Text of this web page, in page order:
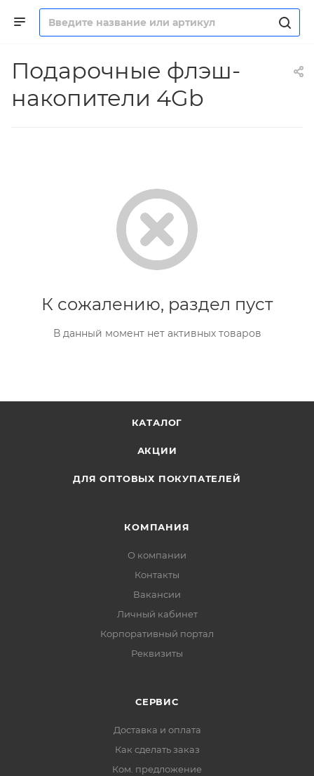
Подарочные флэш-
накопители 4Gb
К сожалению, раздел пуст
В данный момент нет активных товаров
КАТАЛОГ
АКЦИИ
ДЛЯ ОПТОВЫХ ПОКУПАТЕЛЕЙ
КОМПАНИЯ
О компании
Контакты
Вакансии
Личный кабинет
Корпоративный портал
Реквизиты
СЕРВИС
Доставка и оплата
Как сделать заказ
Ком. предложение